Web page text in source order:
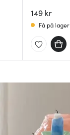
149 kr
Få på lager